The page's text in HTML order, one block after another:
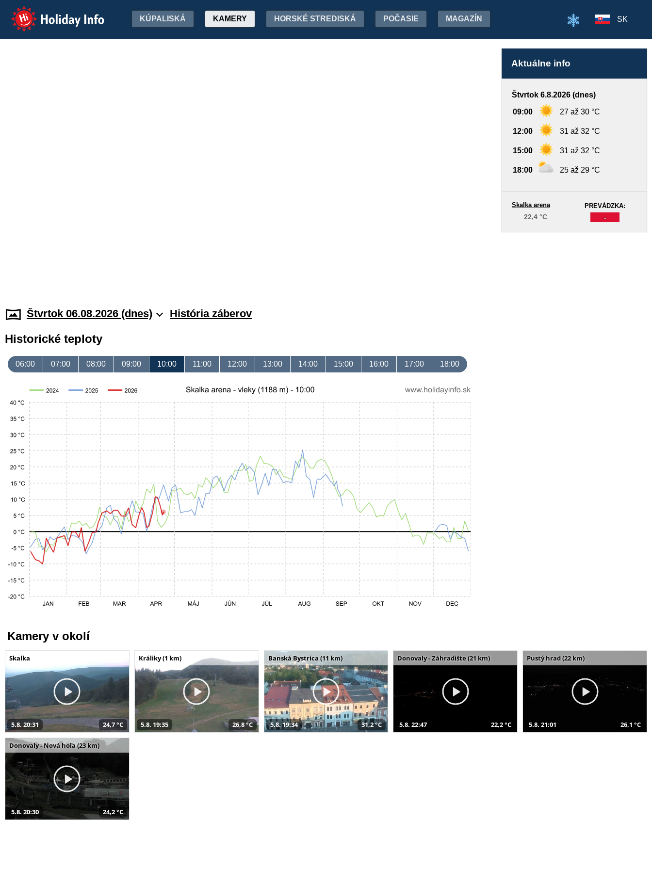
Holiday Info KÚPALISKÁ KAMERY HORSKÉ STREDISKÁ POČASIE MAGAZÍN SK
Aktuálne info
Štvrtok 6.8.2026 (dnes)
09:00 27 až 30 °C
12:00 31 až 32 °C
15:00 31 až 32 °C
18:00 25 až 29 °C
PREVÁDZKA:
-
Skalka arena
22,4 °C
Štvrtok 06.08.2026 (dnes) História záberov
Historické teploty
06:00 07:00 08:00 09:00 10:00 11:00 12:00 13:00 14:00 15:00 16:00 17:00 18:00
Kamery v okolí
Skalka
5.8. 20:31 24,7 °C
Králiky (1 km)
5.8. 19:35 26,8 °C
Banská Bystrica (11 km)
5.8. 19:34 31,2 °C
Donovaly - Záhradište (21 km)
5.8. 22:47 22,2 °C
Pustý hrad (22 km)
5.8. 21:01 26,1 °C
Donovaly - Nová hoľa (23 km)
5.8. 20:30 24,2 °C